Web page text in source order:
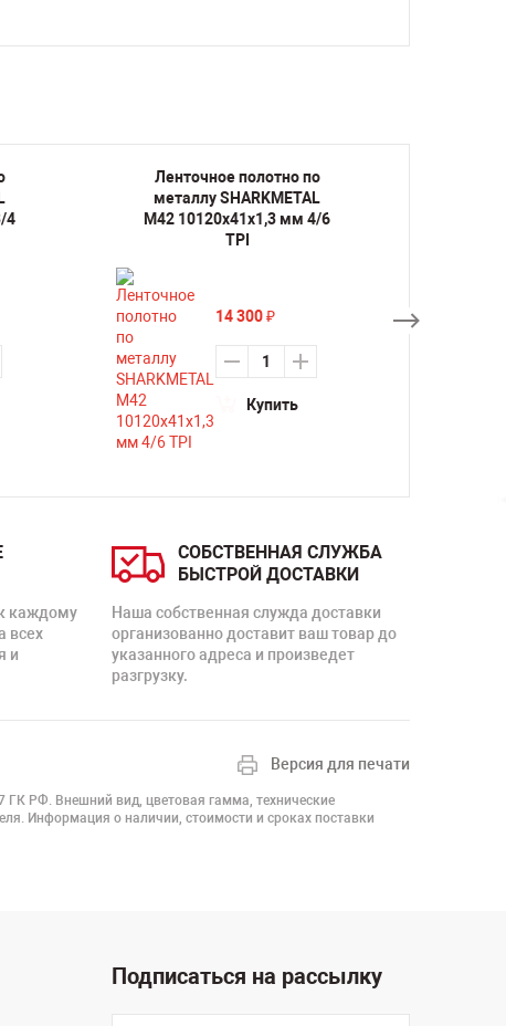
4
Ленточное полотно по
металлу SHARKMETAL
M42 10120х41х1,3 мм 4/6
TPI
14 300 ₽
Купить
каждому
всех
и
СОБСТВЕННАЯ СЛУЖБА
БЫСТРОЙ ДОСТАВКИ
Наша собственная служда доставки
организованно доставит ваш товар до
указанного адреса и произведет
разгрузку.
Версия для печати
ГК РФ. Внешний вид, цветовая гамма, технические
Информация о наличии, стоимости и сроках поставки
Подписаться на рассылку